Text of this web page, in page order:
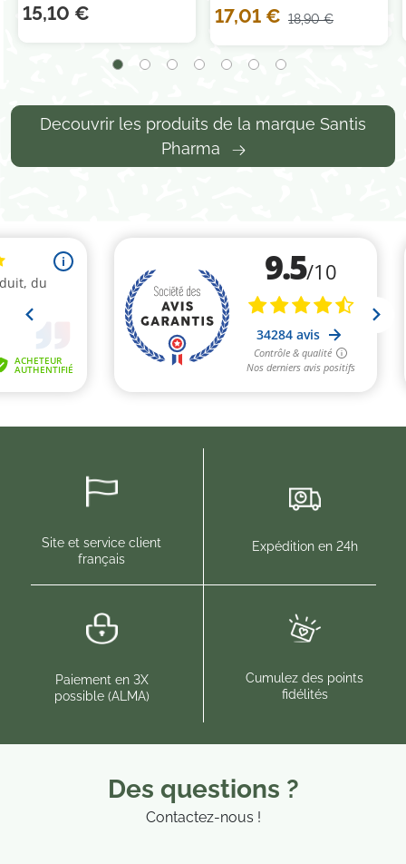
15,10 € 17,01 € 18,90 €
Decouvrir les produits de la marque Santis
Pharma
Site et service client
français
Expédition en 24h
Paiement en 3X
possible (ALMA)
Cumulez des points
fidélités
Des questions ?
Contactez-nous !